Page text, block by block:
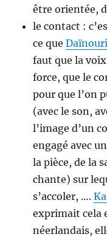
être orientée,
le contact :
ce que
faut que la voix
force, que le
pour que l’on
(avec le son,
l’image d’un
engagé avec
la pièce, de la
chante) sur
s’accoler, ….
exprimait cela
néerlandais,